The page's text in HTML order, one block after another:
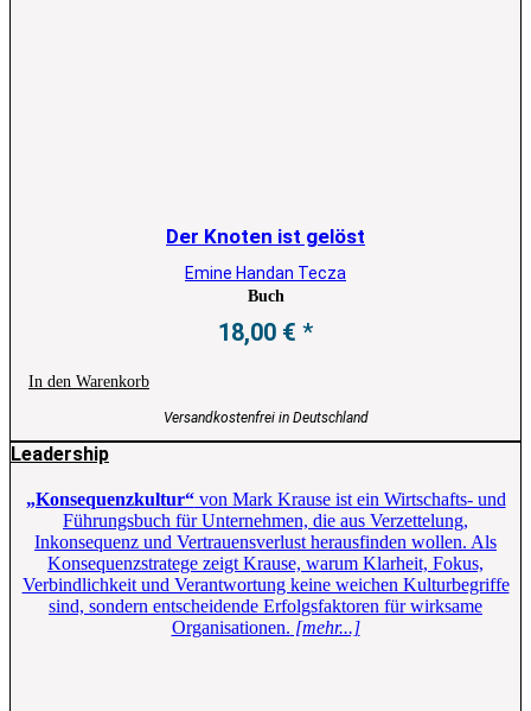
Der Knoten ist gelöst
Emine Handan Tecza
Buch
18,00 €
In den Warenkorb
Versandkostenfrei in Deutschland
Leadership
„Konsequenzkultur“von Mark Krause ist ein Wirtschafts- und
Führungsbuch für Unternehmen, die aus Verzettelung,
Inkonsequenz und Vertrauensverlust herausfinden wollen. Als
Konsequenzstratege zeigt Krause, warum Klarheit, Fokus,
Verbindlichkeit und Verantwortung keine weichen Kulturbegriffe
sind, sondern entscheidende Erfolgsfaktoren für wirksame
Organisationen. [mehr...]